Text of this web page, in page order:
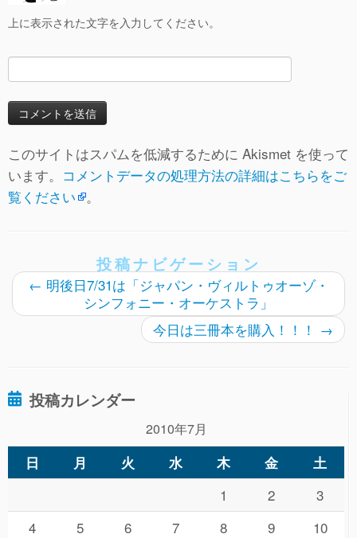
上に表示された文字を入力してください。
このサイトはスパムを低減するために Akismet を使って
います。 コメントデータの処理方法の詳細はこちらをご
覧ください
。
投稿ナビゲーション
← 明後日7/31は「ジャパン・ヴィルトゥオーゾ・
シンフォニー・オーケストラ」
今日は三冊本を購入！！！ →
投稿カレンダー
2010年7月
日 月 火 水 木 金 土
1 2
3
4
5 6 7 8 9
10